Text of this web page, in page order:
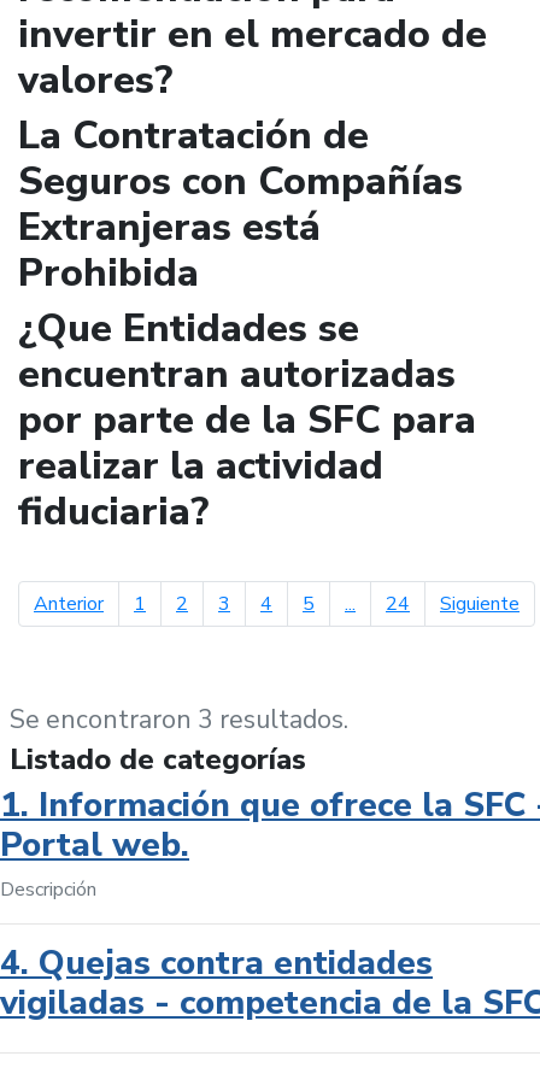
invertir en el mercado de
valores?
La Contratación de
Seguros con Compañías
Extranjeras está
Prohibida
¿Que Entidades se
encuentran autorizadas
por parte de la SFC para
realizar la actividad
fiduciaria?
Anteriorpágina anterior
1 2 3 4 5 ... 24 Siguiente
Se encontraron 3 resultados.
Listado de categorías
1. Información que ofrece la SFC
Portal web.
Descripción
4. Quejas contra entidades
vigiladas - competencia de la